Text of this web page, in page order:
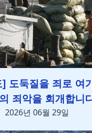
] 도둑질을 죄로 여
죄악을 회개합니
2026년 06월 29일